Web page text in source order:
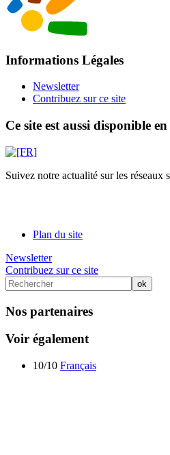
Informations Légales
Newsletter
Contribuez sur ce site
Ce site est aussi disponible en
Suivez notre actualité sur les réseaux
Plan du site
Newsletter
Contribuez sur ce site
Nos partenaires
Voir également
10/10 Français